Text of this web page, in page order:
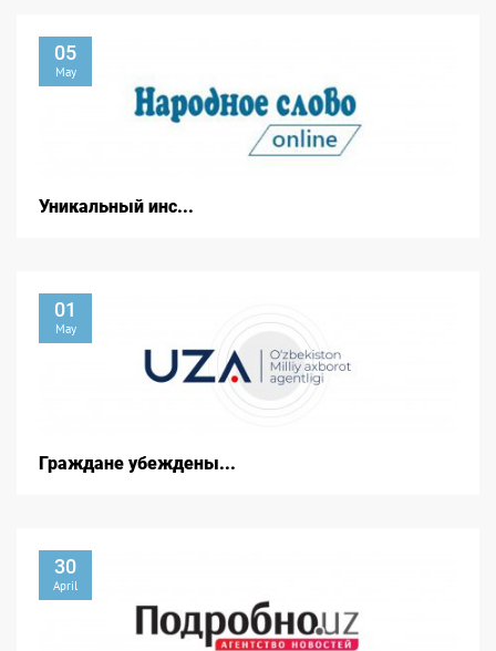
05
May
Уникальный инс...
01
May
Граждане убеждены...
30
April